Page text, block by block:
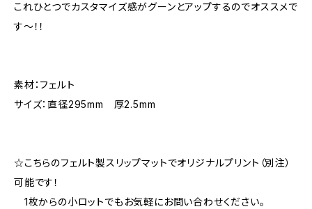
これひとつでカスタマイズ感がグーンとアップするのでオススメで
す～！！
素材：フェルト
サイズ：直径295mm 厚2.5mm
☆こちらのフェルト製スリップマットでオリジナルプリント（別注）
可能です！
1枚からの小ロットでもお気軽にお問い合わせください。